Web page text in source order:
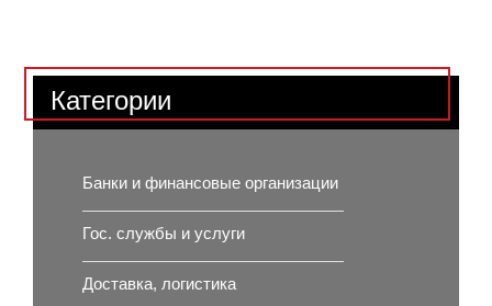
Категории
Банки и финансовые организации
Гос. службы и услуги
Доставка, логистика